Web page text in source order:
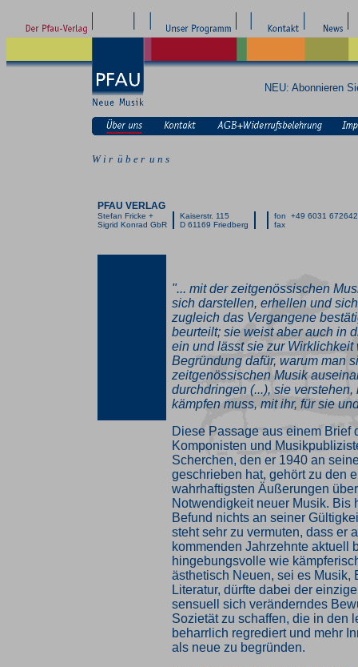
NEU: Abonnieren
W i r ü b e r u n s
PFAU VERLAG
Stefan Fricke +
Sigrid Konrad GbR
Kaiserstr. 115
D 61169 Friedberg
fon +49 6031
fax
"... mit der zeitgenössischen
sich darstellen, erhellen und
zugleich das Vergangene
beurteilt; sie weist aber auch in
ein und lässt sie zur Wirklichkeit
Begründung dafür, warum man
zeitgenössischen Musik
durchdringen (...), sie
kämpfen muss, mit ihr, für sie
Diese Passage aus einem Brief
Komponisten und
Scherchen, den er 1940 an
geschrieben hat, gehört zu den
wahrhaftigsten Äußerungen
Notwendigkeit neuer Musik. Bis
Befund nichts an seiner
steht sehr zu vermuten, dass er
kommenden Jahrzehnte aktuell
hingebungsvolle wie
ästhetisch Neuen, sei es Musik,
Literatur, dürfte dabei der
sensuell sich veränderndes
Sozietät zu schaffen, die in den
beharrlich regrediert und mehr
als neue zu begründen.